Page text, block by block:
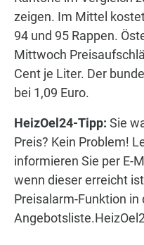
zeigen. Im Mittel
94 und 95 Rappen.
Mittwoch
Cent je Liter. Der
bei 1,09 Euro.
HeizOel24-Tipp: Sie
Preis? Kein Problem!
informieren Sie per E-
wenn dieser erreicht
Preisalarm-Funktion in